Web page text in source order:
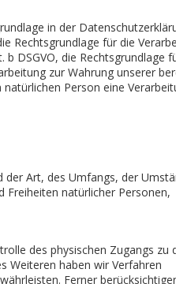
in der
Rechtsgrundlage für die
DSGVO, die Rechtsgrundlage
zur Wahrung unserer
Person eine
Art, des Umfangs, der
Freiheiten natürlicher Personen,
des physischen Zugangs zu
Weiteren haben wir Verfahren
Ferner